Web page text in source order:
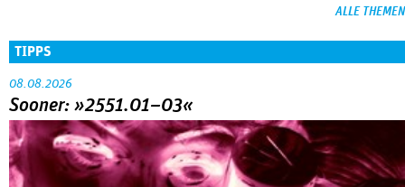
ALLE THEMEN
TIPPS
08.08.2026
Sooner: »2551.01–03«